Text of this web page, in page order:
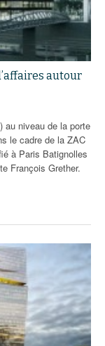
autour
au niveau de la porte
le cadre de la ZAC
à Paris Batignolles
François Grether.